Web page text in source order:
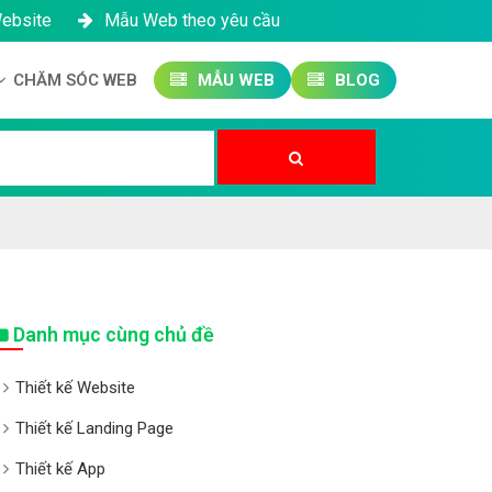
Mẫu Web theo yêu cầu
CHĂM SÓC WEB MẪU WEB BLOG
Danh mục cùng chủ đề
Thiết kế Website
Thiết kế Landing Page
Thiết kế App